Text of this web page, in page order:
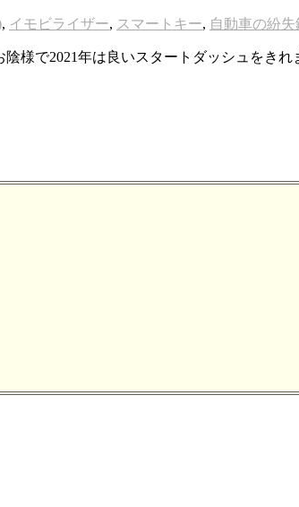
, イモビライザー, スマートキー, 自動車の紛
様で2021年は良いスタートダッシュをき